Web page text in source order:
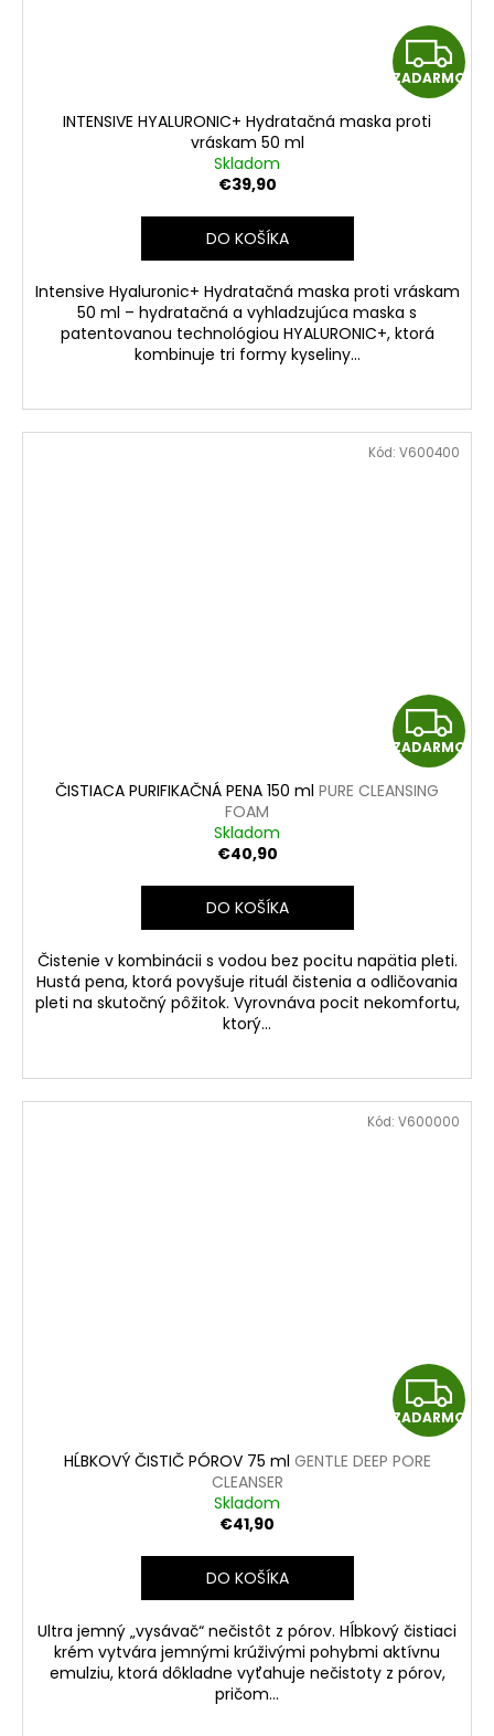
Z
A
M
ZADARMO
INTENSIVE HYALURONIC+ Hydratačná maska proti
vráskam 50 ml
Skladom
€39,90
DO KOŠÍKA
Intensive Hyaluronic+ Hydratačná maska proti vráskam
50 ml – hydratačná a vyhladzujúca maska s
patentovanou technológiou HYALURONIC+, ktorá
kombinuje tri formy kyseliny...
Z
A
M
O
ZADARMO
ČISTIACA PURIFIKAČNÁ PENA 150 ml PURE CLEANSING
FOAM
Skladom
€40,90
DO KOŠÍKA
Čistenie v kombinácii s vodou bez pocitu napätia pleti.
Hustá pena, ktorá povyšuje rituál čistenia a odličovania
pleti na skutočný pôžitok. Vyrovnáva pocit nekomfortu,
ktorý...
Kód: V600400
Z
A
M
ZADARMO
HĹBKOVÝ ČISTIČ PÓROV 75 ml GENTLE DEEP PORE
CLEANSER
Skladom
€41,90
DO KOŠÍKA
Ultra jemný „vysávač“ nečistôt z pórov. Hĺbkový čistiaci
krém vytvára jemnými krúživými pohybmi aktívnu
emulziu, ktorá dôkladne vyťahuje nečistoty z pórov,
pričom...
Kód: V600000